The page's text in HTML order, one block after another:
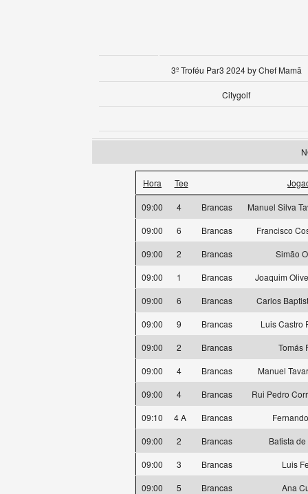
3º Troféu Par3 2024 by Chef Mamã
Citygolf
Hora Tee
09:00 4 Brancas
Manuel Silva
09:00
6 Brancas
Francisco
09:00
2 Brancas
Simão
09:00
1 Brancas
Joaquim
09:00
6 Brancas
Carlos
09:00
9 Brancas
Luis Castro
09:00
2 Brancas
Tomás
09:00
4 Brancas
Manuel
09:00
4 Brancas
Rui Pedro
09:10
4 A Brancas
09:00
2 Brancas
Batista
09:00
3 Brancas
Luis
09:00
5 Brancas
Ana